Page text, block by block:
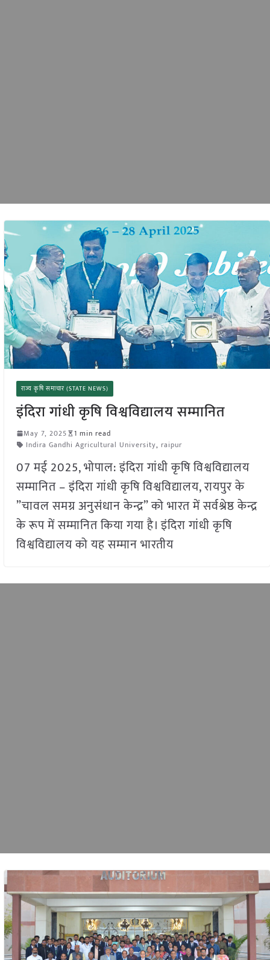
राज्य कृषि समाचार (STATE NEWS)
इंदिरा गांधी कृषि विश्वविद्यालय सम्मानित
May 7, 2025
1 min read
Indira Gandhi Agricultural University, raipur
07 मई 2025, भोपाल: इंदिरा गांधी कृषि विश्वविद्यालय
सम्मानित – इंदिरा गांधी कृषि विश्वविद्यालय, रायपुर के
”चावल समग्र अनुसंधान केन्द्र” को भारत में सर्वश्रेष्ठ केन्द्र
के रूप में सम्मानित किया गया है। इंदिरा गांधी कृषि
विश्वविद्यालय को यह सम्मान भारतीय